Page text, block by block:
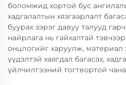
боломжид хортой бус
хадгалалтын хязгаарлалт
буурах зэрэг давуу талууд
найрлага нь гайхалтай
онцлогийг харуулж, материал
үүдэлтэй хаягдал багасах,
үйлчилгээний тогтвортой